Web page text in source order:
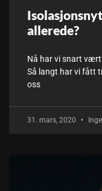
allerede?
Nå har vi snart
Så langt har vi fått
oss
31. mars, 2020